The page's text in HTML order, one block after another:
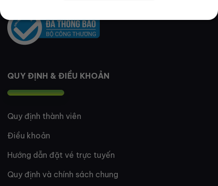
QUY ĐỊNH & ĐIỀU KHOẢN
Quy định thành viên
Điều khoản
Hướng dẫn đặt vé trực tuyến
Quy định và chính sách chung